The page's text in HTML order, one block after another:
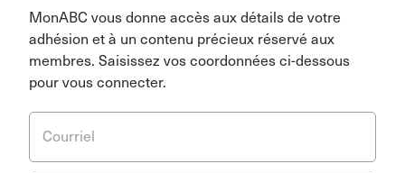
MonABC vous donne accès aux détails de votre
adhésion et à un contenu précieux réservé aux
membres. Saisissez vos coordonnées ci-dessous
pour vous connecter.
Courriel